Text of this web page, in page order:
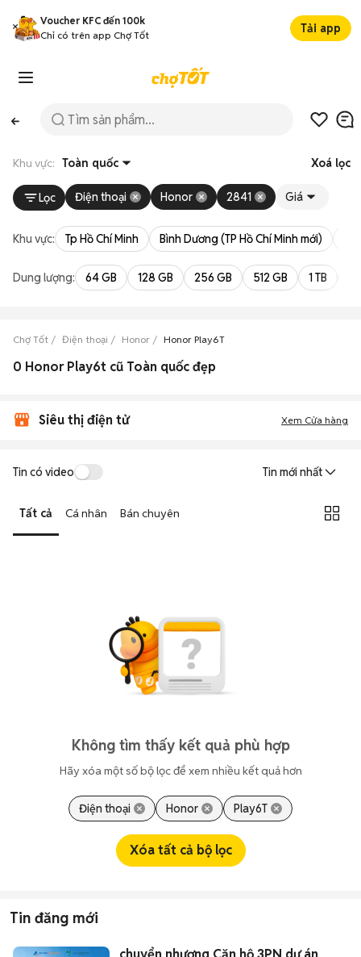
Voucher KFC đến 100k
Chỉ có trên app Chợ Tốt
Tải app
Khu vực: Toàn quốc Xoá lọc
Lọc Điện thoại Honor 2841 Giá
Khu vực: Tp Hồ Chí Minh Bình Dương (TP Hồ Chí Minh mới)
Dung lượng: 64 GB 128 GB 256 GB 512 GB 1 TB
Chợ Tốt Điện thoại Honor Honor Play6T
0 Honor Play6t cũ Toàn quốc đẹp
Siêu thị điện tử Xem Cửa hàng
Tin có video Tin mới nhất
Tất cả Cá nhân Bán chuyên
Không tìm thấy kết quả phù hợp
Hãy xóa một số bộ lọc để xem nhiều kết quả hơn
Điện thoại Honor Play6T
Xóa tất cả bộ lọc
Tin đăng mới